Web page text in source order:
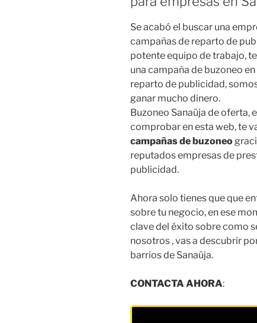
Se acabó el buscar una
campañas de reparto de
potente equipo de trabajo,
una campaña de buzoneo
reparto de publicidad,
ganar mucho dinero.
Buzoneo Sanaüja de oferta,
comprobar en esta web, te
campañas de buzoneo
reputados empresas de
publicidad.
Ahora solo tienes que que
sobre tu negocio, en ese
clave del éxito sobre como
nosotros , vas a descubrir
barrios de Sanaüja.
CONTACTA AHORA: